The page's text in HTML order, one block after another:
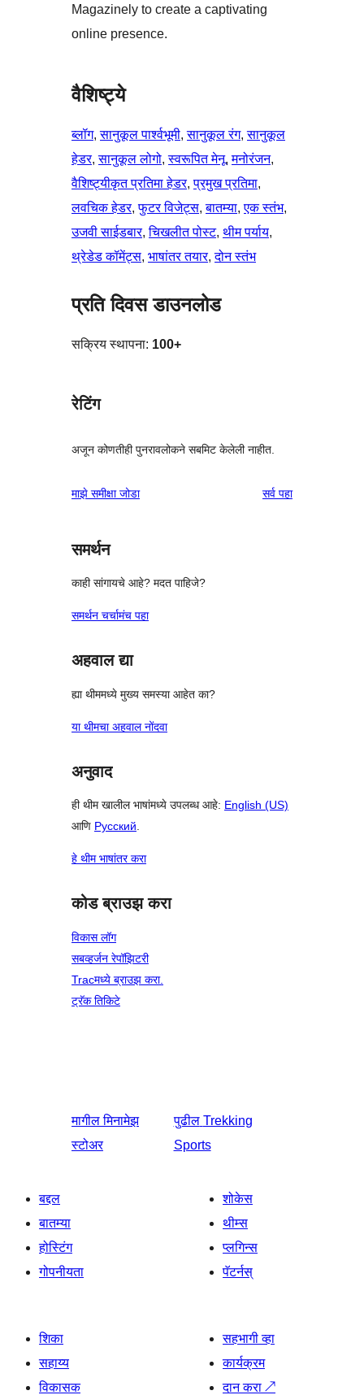
Magazinely to create a captivating
online presence.
वैशिष्ट्ये
ब्लॉग, सानुकूल पार्श्वभूमी, सानुकूल रंग, सानुकूल
हेडर, सानुकूल लोगो, स्वरूपित मेनू, मनोरंजन
वैशिष्ट्यीकृत प्रतिमा हेडर, प्रमुख प्रतिमा
लवचिक हेडर, फुटर विजेट्स, बातम्या, एक स्तंभ
उजवी साईडबार, चिखलीत पोस्ट, थीम पर्याय
थ्रेडेड कॉमेंट्स, भाषांतर तयार, दोन स्तंभ
प्रति दिवस डाउनलोड
सक्रिय स्थापना: 100+
रेटिंग
अजून कोणतीही पुनरावलोकने सबमिट केलेली नाहीत.
माझे समीक्षा जोडा सर्वपुनरावलोकने
पहा
समर्थन
काही सांगायचे आहे? मदत पाहिजे?
समर्थन चर्चामंच पहा
अहवाल द्या
ह्या थीममध्ये मुख्य समस्या आहेत का?
या थीमचा अहवाल नोंदवा
अनुवाद
ही थीम खालील भाषांमध्ये उपलब्ध आहे: English (US)
आणि Русский.
हे थीम भाषांतर करा
कोड ब्राउझ करा
विकास लॉग
सबव्हर्जन रेपॉझिटरी
Tracमध्ये ब्राउझ करा.
ट्रॅक तिकिटे
मागील मिनामेझ
स्टोअर
पुढील Trekking
Sports
बद्दल
बातम्या
होस्टिंग
गोपनीयता
शोकेस
थीम्स
प्लगिन्स
पॅटर्नस्
शिका
सहाय्य
विकासक
सहभागी व्हा
कार्यक्रम
दान करा ↗